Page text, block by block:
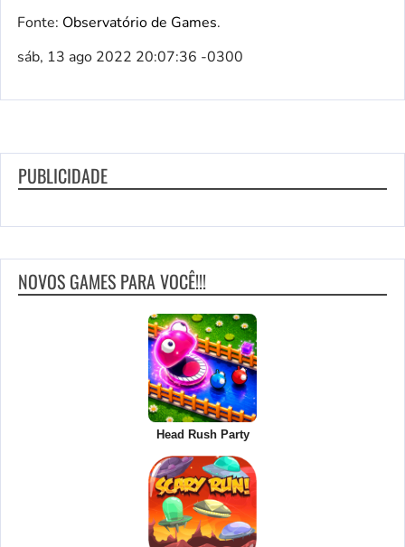
Fonte: Observatório de Games.
sáb, 13 ago 2022 20:07:36 -0300
PUBLICIDADE
NOVOS GAMES PARA VOCÊ!!!
Head Rush Party